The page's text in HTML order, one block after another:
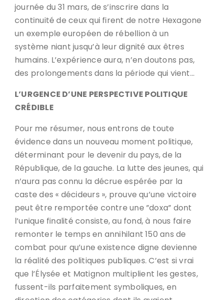
journée du 31 mars, de s’inscrire dans la
continuité de ceux qui firent de notre Hexagone
un exemple européen de rébellion à un
système niant jusqu’à leur dignité aux êtres
humains. L’expérience aura, n’en doutons pas,
des prolongements dans la période qui vient…
L’URGENCE D’UNE PERSPECTIVE POLITIQUE
CRÉDIBLE
Pour me résumer, nous entrons de toute
évidence dans un nouveau moment politique,
déterminant pour le devenir du pays, de la
République, de la gauche. La lutte des jeunes, qui
n’aura pas connu la décrue espérée par la
caste des « décideurs », prouve qu’une victoire
peut être remportée contre une ”doxa” dont
l’unique finalité consiste, au fond, à nous faire
remonter le temps en annihilant 150 ans de
combat pour qu’une existence digne devienne
la réalité des politiques publiques. C’est si vrai
que l’Élysée et Matignon multiplient les gestes,
fussent-ils parfaitement symboliques, en